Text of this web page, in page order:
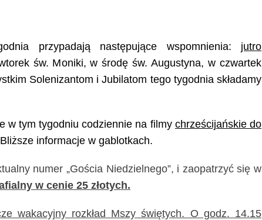
przypadają następujące wspomnienia: jutro
św. Moniki, w środę św. Augustyna, w czwartek
Solenizantom i Jubilatom tego tygodnia składamy
w tym tygodniu codziennie na filmy chrześcijańskie do
informacje w gablotkach.
numer „Gościa Niedzielnego”, i zaopatrzyć się w
w cenie 25 złotych.
wakacyjny rozkład Mszy świętych. O godz. 14.15